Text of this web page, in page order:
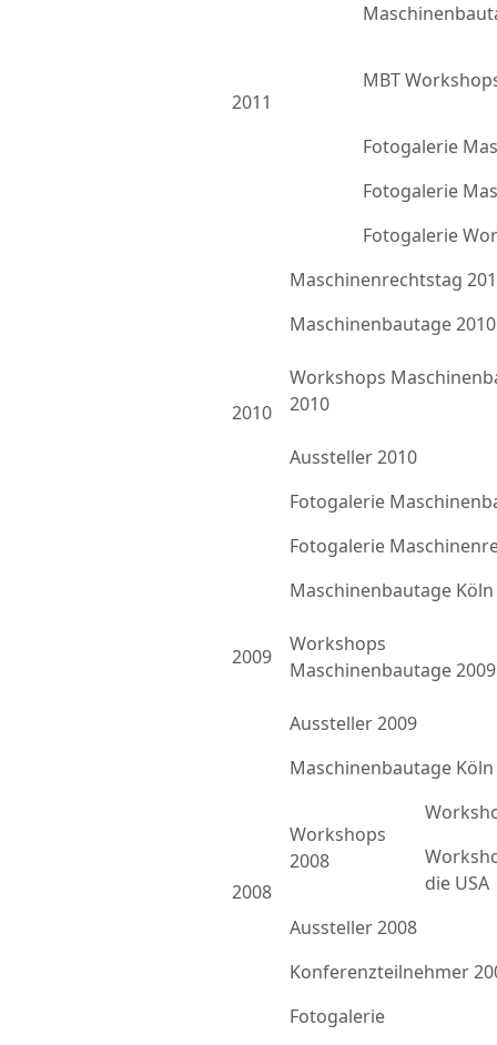
2011
MBT
Fotogalerie
Fotogalerie
Fotogalerie
2010
Maschinenrechtstag
Maschinenbautage 2010
Workshops
2010
Aussteller 2010
Fotogalerie
Fotogalerie
2009
Maschinenbautage Köln
Workshops
Maschinenbautage 2009
Aussteller 2009
2008
Maschinenbautage Köln
Workshops
2008
die USA
Aussteller 2008
Konferenzteilnehmer
Fotogalerie